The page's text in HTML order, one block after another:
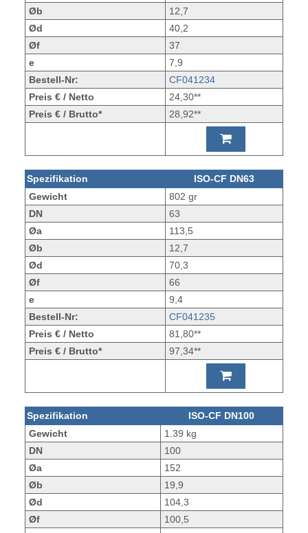
Øb
12,7
Ød
40,2
Øf
37
e
7,9
Bestell-Nr:
CF041234
Preis € / Netto
24,30**
Preis € / Brutto*
28,92**
Spezifikation
ISO-CF DN63
Gewicht
802 gr
DN
63
Øa
113,5
Øb
12,7
Ød
70,3
Øf
66
e
9,4
Bestell-Nr:
CF041235
Preis € / Netto
81,80**
Preis € / Brutto*
97,34**
Spezifikation
ISO-CF DN100
Gewicht
1.39 kg
DN
100
Øa
152
Øb
19,9
Ød
104,3
Øf
100,5